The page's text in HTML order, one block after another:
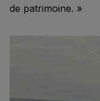
de patrimoine. »